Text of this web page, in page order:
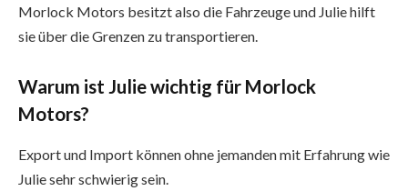
Morlock Motors besitzt also die Fahrzeuge und Julie hilft
sie über die Grenzen zu transportieren.
Warum ist Julie wichtig für Morlock
Motors?
Export und Import können ohne jemanden mit Erfahrung wie
Julie sehr schwierig sein.